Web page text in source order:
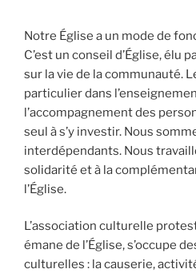
Notre Église a un mode de
C’est un conseil d’Église, élu
sur la vie de la communauté.
particulier dans
l’accompagnement des
seul à s’y investir. Nous
interdépendants. Nous
solidarité et à la
l’Église.
L’association culturelle
émane de l’Église, s’occupe
culturelles : la causerie,